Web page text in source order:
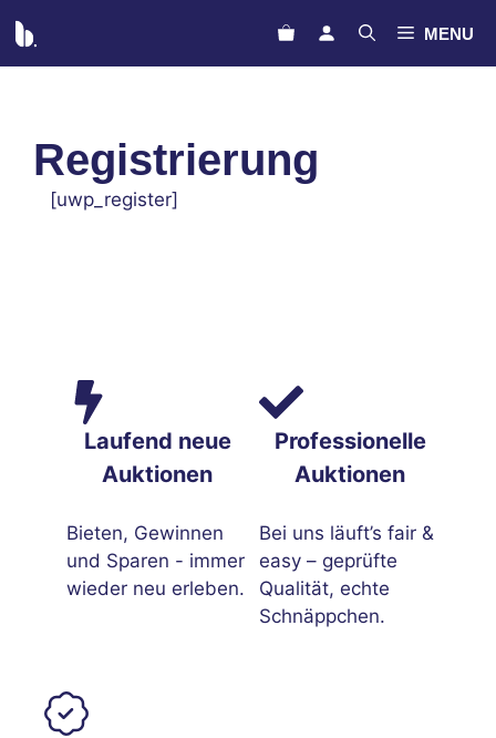
Inhalt
springen
MENU
Registrierung
[uwp_register]
Laufend neue
Auktionen
Bieten, Gewinnen
und Sparen - immer
wieder neu erleben.
Professionelle
Auktionen
Bei uns läuft’s fair &
easy – geprüfte
Qualität, echte
Schnäppchen.